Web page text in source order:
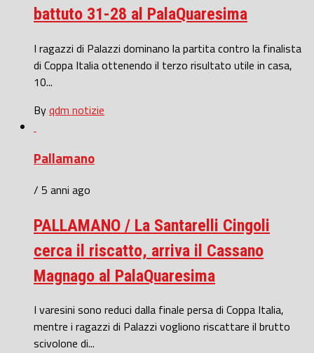
battuto 31-28 al PalaQuaresima
I ragazzi di Palazzi dominano la partita contro la finalista
di Coppa Italia ottenendo il terzo risultato utile in casa,
10...
Byqdm notizie
Pallamano
/ 5 anni ago
PALLAMANO / La Santarelli Cingoli
cerca il riscatto, arriva il Cassano
Magnago al PalaQuaresima
I varesini sono reduci dalla finale persa di Coppa Italia,
mentre i ragazzi di Palazzi vogliono riscattare il brutto
scivolone di...